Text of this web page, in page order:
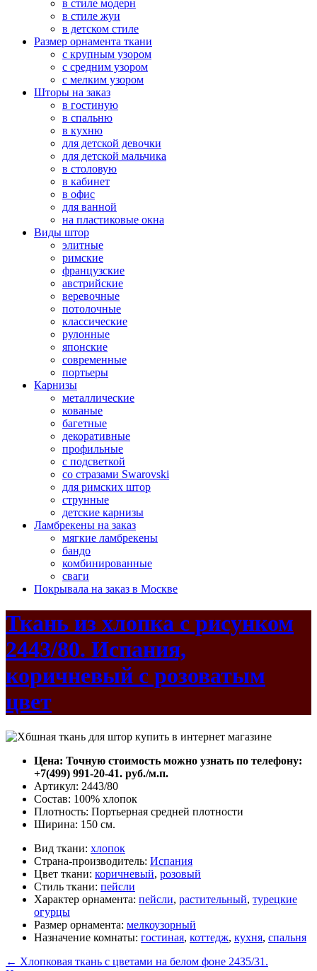
в стиле модерн
в стиле жуи
в детском стиле
Размер орнамента ткани
с крупным узором
с средним узором
с мелким узором
Шторы на заказ
в гостиную
в спальню
в кухню
для детской девочки
для детской мальчика
в столовую
в кабинет
в офис
для ванной
на пластиковые окна
Виды штор
элитные
римские
французские
австрийские
веревочные
потолочные
классические
рулонные
японские
современные
портьеры
Карнизы
металлические
кованые
багетные
декоративные
профильные
с подсветкой
со стразами Swarovski
для римских штор
струнные
детские карнизы
Ламбрекены на заказ
мягкие ламбрекены
бандо
комбинированные
сваги
Покрывала на заказ в Москве
Ткань из хлопка с рисунком
2443/80. Испания,
коричневый с розоватым
цвет
Цена: Точную стоимость можно узнать по телефону:
+7(499) 991-20-41. руб./м.п.
Артикул: 2443/80
Состав: 100% хлопок
Плотность: Портьерная средней плотности
Ширина: 150 см.
Вид ткани: хлопок
Страна-производитель: Испания
Цвет ткани: коричневый, розовый
Стиль ткани: пейсли
Характер орнамента: пейсли, растительный, турецкие
огурцы
Размер орнамента: мелкоузорный
Назначение комнаты: гостиная, коттедж, кухня, спальня
← Хлопковая ткань с цветами на белом фоне 2435/31.